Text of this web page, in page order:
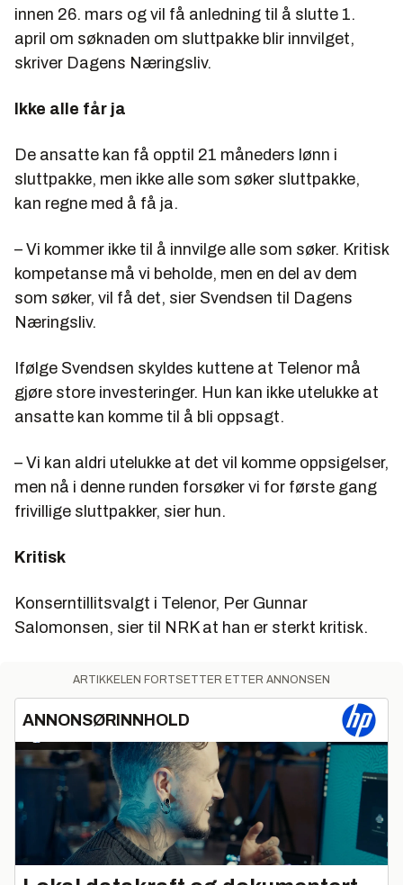
innen 26. mars og vil få anledning til å slutte 1.
april om søknaden om sluttpakke blir innvilget,
skriver Dagens Næringsliv.
Ikke alle får ja
De ansatte kan få opptil 21 måneders lønn i
sluttpakke, men ikke alle som søker sluttpakke,
kan regne med å få ja.
– Vi kommer ikke til å innvilge alle som søker. Kritisk
kompetanse må vi beholde, men en del av dem
som søker, vil få det, sier Svendsen til Dagens
Næringsliv.
Ifølge Svendsen skyldes kuttene at Telenor må
gjøre store investeringer. Hun kan ikke utelukke at
ansatte kan komme til å bli oppsagt.
– Vi kan aldri utelukke at det vil komme oppsigelser,
men nå i denne runden forsøker vi for første gang
frivillige sluttpakker, sier hun.
Kritisk
Konserntillitsvalgt i Telenor, Per Gunnar
Salomonsen, sier til NRK at han er sterkt kritisk.
ARTIKKELEN FORTSETTER ETTER ANNONSEN
ANNONSØRINNHOLD